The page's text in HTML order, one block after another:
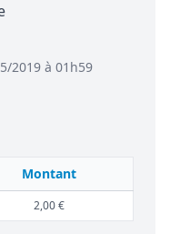
2019 à 01h59
Montant
2,00 €